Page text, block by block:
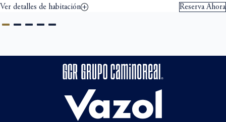
Ver detalles de habitación Reserva Ahora